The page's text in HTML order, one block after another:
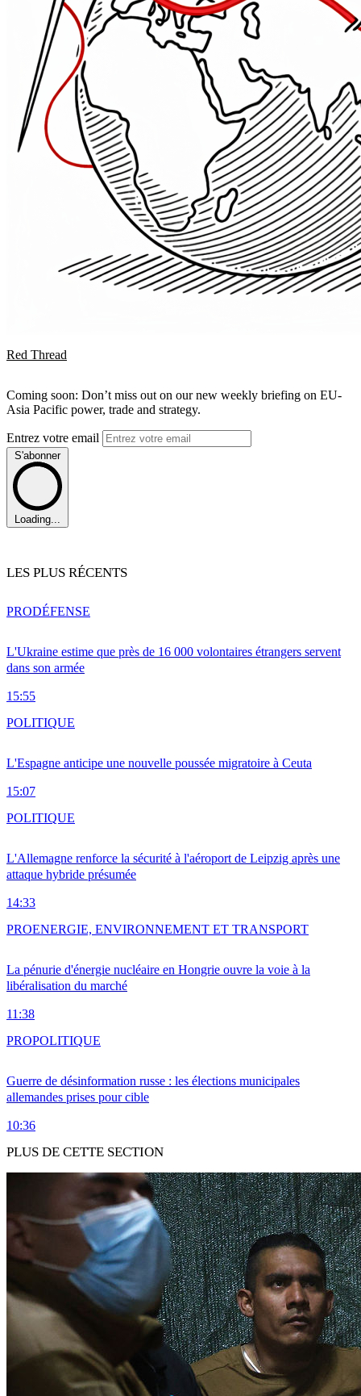
Red Thread
Coming soon: Don’t miss out on our new weekly briefing on EU-
Asia Pacific power, trade and strategy.
Entrez votre email
S'abonner
Loading...
LES PLUS RÉCENTS
L'Ukraine estime que près de 16 000 volontaires étrangers servent
dans son armée
15:55
PRODÉFENSE
L'Espagne anticipe une nouvelle poussée migratoire à Ceuta
15:07
POLITIQUE
L'Allemagne renforce la sécurité à l'aéroport de Leipzig après une
attaque hybride présumée
14:33
POLITIQUE
La pénurie d'énergie nucléaire en Hongrie ouvre la voie à la
libéralisation du marché
11:38
PROENERGIE, ENVIRONNEMENT ET TRANSPORT
Guerre de désinformation russe : les élections municipales
allemandes prises pour cible
10:36
PROPOLITIQUE
PLUS DE CETTE SECTION